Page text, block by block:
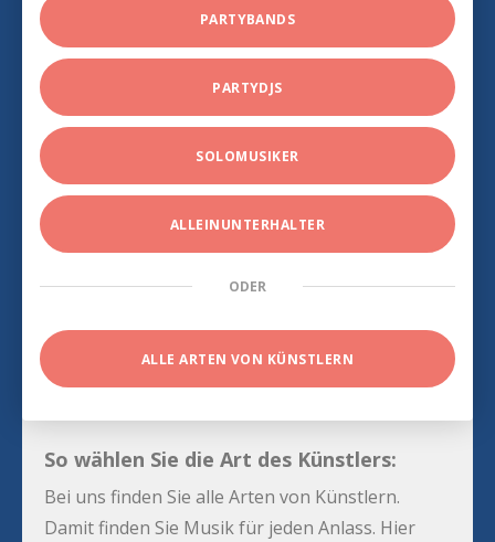
PARTYBANDS
PARTYDJS
SOLOMUSIKER
ALLEINUNTERHALTER
ODER
ALLE ARTEN VON KÜNSTLERN
So wählen Sie die Art des Künstlers:
Bei uns finden Sie alle Arten von Künstlern.
Damit finden Sie Musik für jeden Anlass. Hier